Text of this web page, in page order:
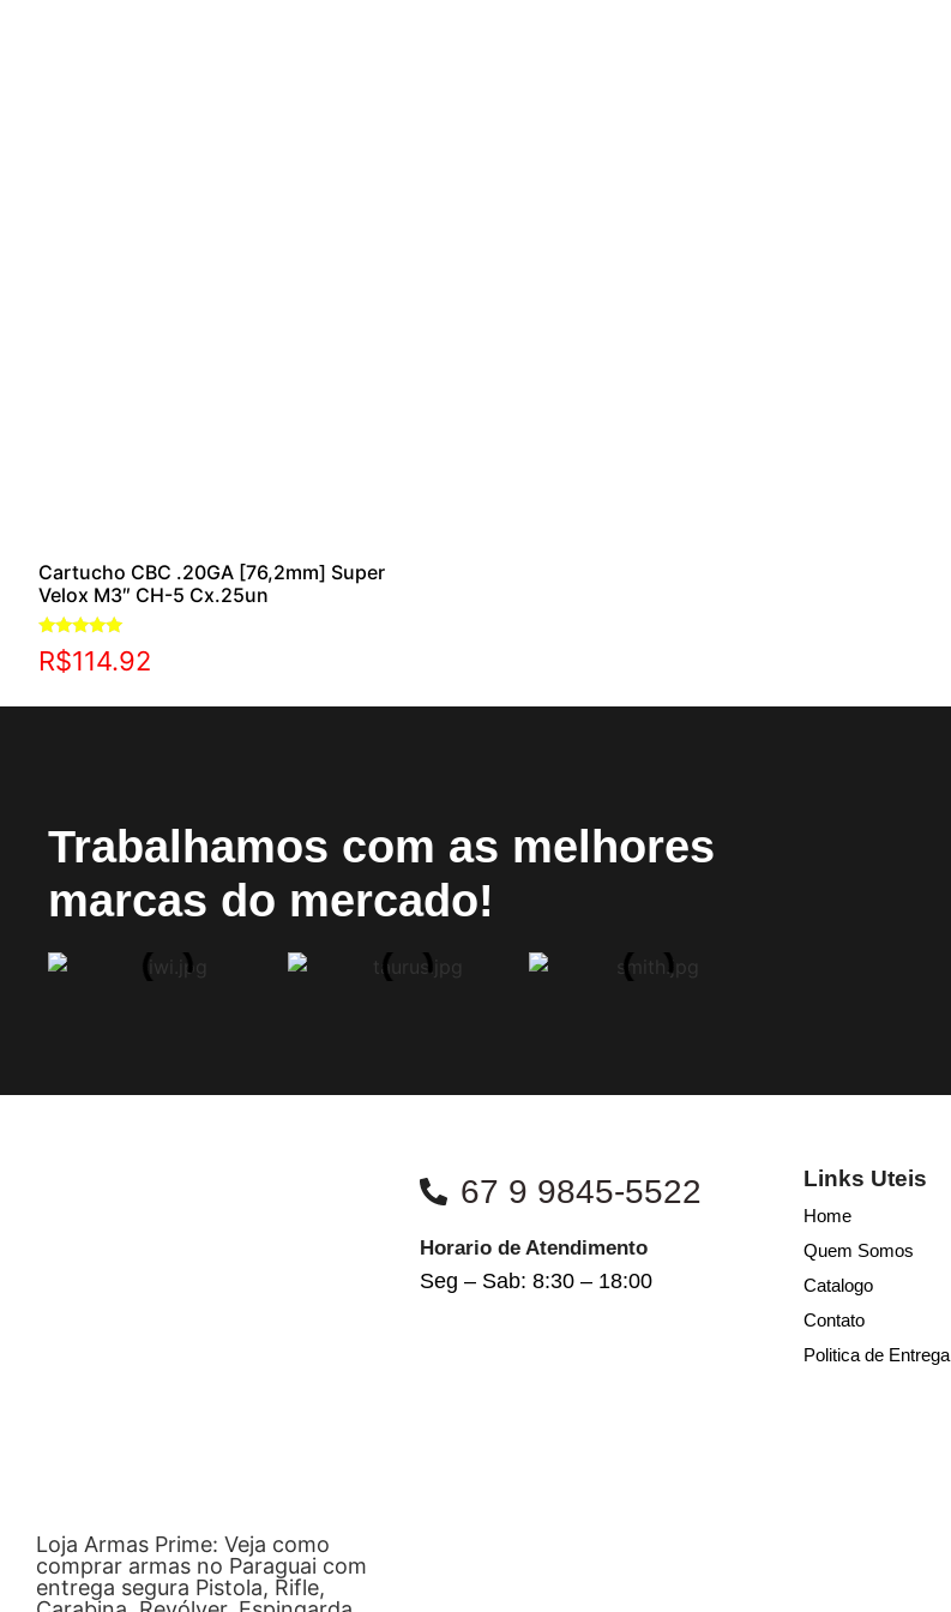
Cartucho CBC .20GA [76,2mm] Super
Velox M3″ CH-5 Cx.25un
Avaliação
5.00
R$114.92
Trabalhamos com as melhores
marcas do mercado!
Loja Armas Prime: Veja como
comprar armas no Paraguai com
entrega segura Pistola, Rifle,
67 9 9845-5522
Horario de Atendimento
Seg – Sab: 8:30 – 18:00
Links Uteis
Home
Quem Somos
Catalogo
Contato
Politica de Entrega